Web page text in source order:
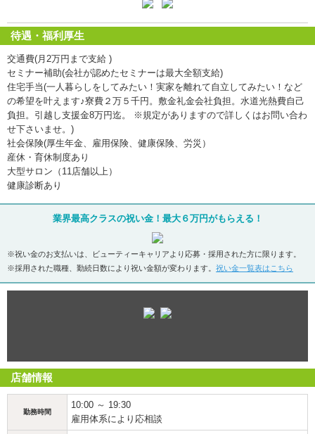
待遇・福利厚生
交通費(月2万円まで支給 )
セミナー補助(会社が認めたセミナーは最大全額支給)
住宅手当(一人暮らしをしてみたい！実家を離れて自立してみたい！など
の希望を叶えます♪寮費２万５千円。敷金礼金会社負担。水道光熱費自己
負担。引越し支援金8万円迄。 ※規定がありますので詳しくはお問い合わ
せ下さいませ。)
社会保険(厚生年金、雇用保険、健康保険、労災）
産休・育休制度あり
大型サロン（11店舗以上）
健康診断あり
業界最高クラスの祝い金！最大６万円がもらえる！
※祝い金のお支払いは、ビューティーキャリアより応募・採用された方に限ります。
※採用された職種、勤続日数により祝い金額が変わります。 祝い金一覧表はこちら
店舗情報
勤務時間
10:00 ～ 19:30
雇用体系により応相談